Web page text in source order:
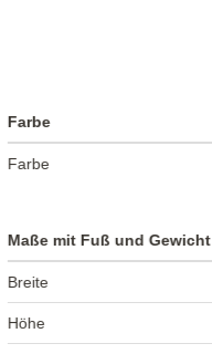
Farbe
Farbe
Maße mit Fuß und Gewicht
Breite
Höhe